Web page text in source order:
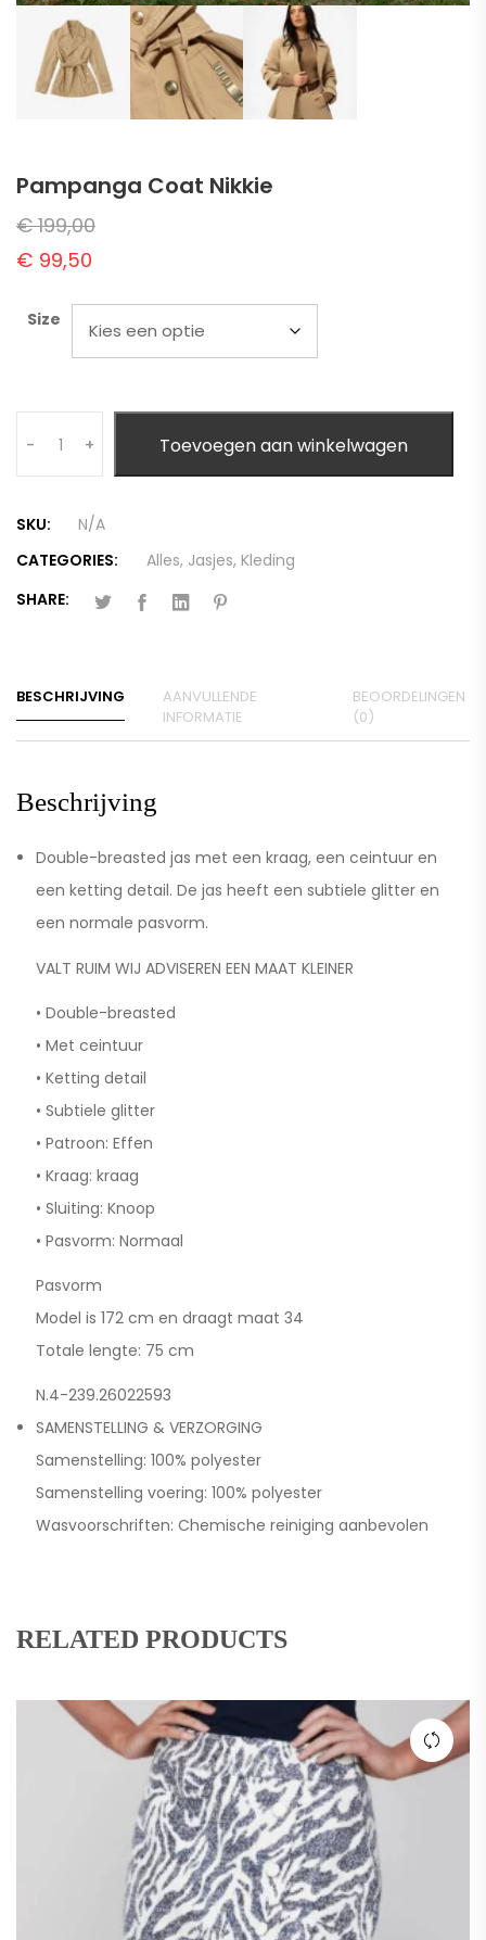
Pampanga Coat Nikkie
€199,00
€ 99,50
Size
-
+ Toevoegen aan winkelwagen
SKU:
N/A
CATEGORIES:
Alles, Jasjes, Kleding
SHARE:
BESCHRIJVING
AANVULLENDE
INFORMATIE
BEOORDELINGEN
(0)
Beschrijving
Double-breasted jas met een kraag, een ceintuur en
een ketting detail. De jas heeft een subtiele glitter en
een normale pasvorm.
VALT RUIM WIJ ADVISEREN EEN MAAT KLEINER
• Double-breasted
• Met ceintuur
• Ketting detail
• Subtiele glitter
• Patroon: Effen
• Kraag: kraag
• Sluiting: Knoop
• Pasvorm: Normaal
Pasvorm
Model is 172 cm en draagt maat 34
Totale lengte: 75 cm
N.4-239.26022593
SAMENSTELLING & VERZORGING
Samenstelling: 100% polyester
Samenstelling voering: 100% polyester
Wasvoorschriften: Chemische reiniging aanbevolen
RELATED PRODUCTS